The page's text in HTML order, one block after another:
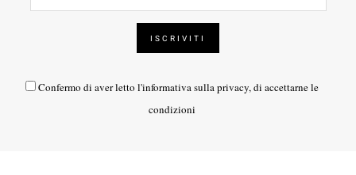
Confermo di aver letto l'informativa sulla privacy, di accettarne le
condizioni